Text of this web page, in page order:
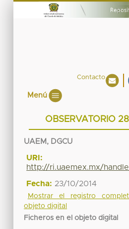
Contacto
Menú
OBSERVATORIO 28
UAEM, DGCU
URI:
http://ri.uaemex.mx/
Fecha: 23/10/2014
Mostrar el registro
objeto digital
Ficheros en el objeto digital